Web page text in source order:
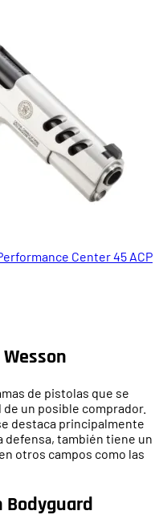
Center 45 ACP
de pistolas que se
un posible comprador.
destaca principalmente
defensa, también tiene un
otros campos como las
Bodyguard